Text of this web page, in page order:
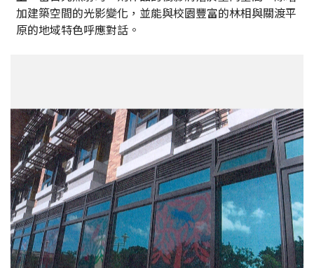
加建築空間的光影變化，並能與校園豐富的林相與關渡平
原的地域特色呼應對話。